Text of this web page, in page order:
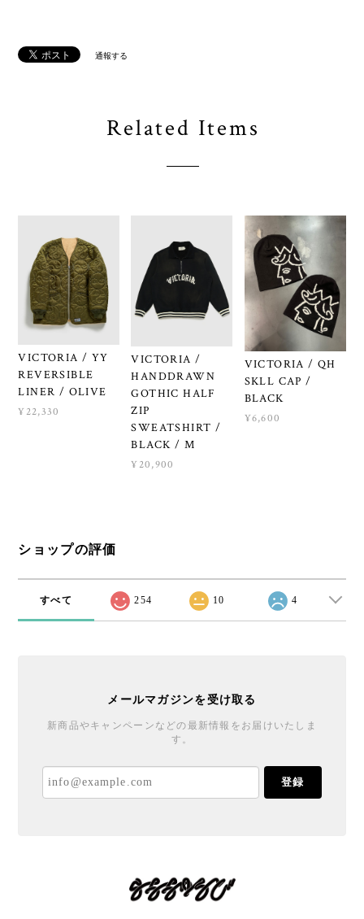
通報する
Related Items
VICTORIA / YY
REVERSIBLE
LINER / OLIVE
¥22,330
VICTORIA /
HANDDRAWN
GOTHIC HALF
ZIP
SWEATSHIRT /
BLACK / M
¥20,900
VICTORIA / QH
SKLL CAP /
BLACK
¥6,600
ショップの評価
すべて 254 10 4
メールマガジンを受け取る
新商品やキャンペーンなどの最新情報をお届けいたしま
す。
登録